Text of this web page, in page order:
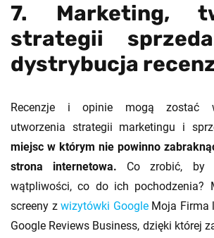
7. Marketing,
strategii
dystrybucja
Recenzje i opinie mogą zostać
utworzenia strategii marketingu i
miejsc w którym nie powinno
strona internetowa. Co zrobić, by
wątpliwości, co do ich pochodzenia?
screeny z wizytówki GoogleMoja Firma
Google Reviews Business, dzięki której